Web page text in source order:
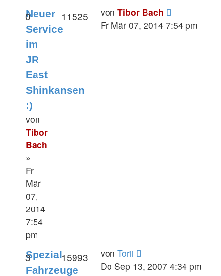
Neuer
Service
im
JR
East
Shinkansen
:)
von
Tibor
Bach
»
Fr
Mär
07,
2014
7:54
pm
0 11525 von Tibor Bach
Fr Mär 07, 2014 7:54 pm
Spezial
Fahrzeuge
3 15993 von Torii
Do Sep 13, 2007 4:34 pm